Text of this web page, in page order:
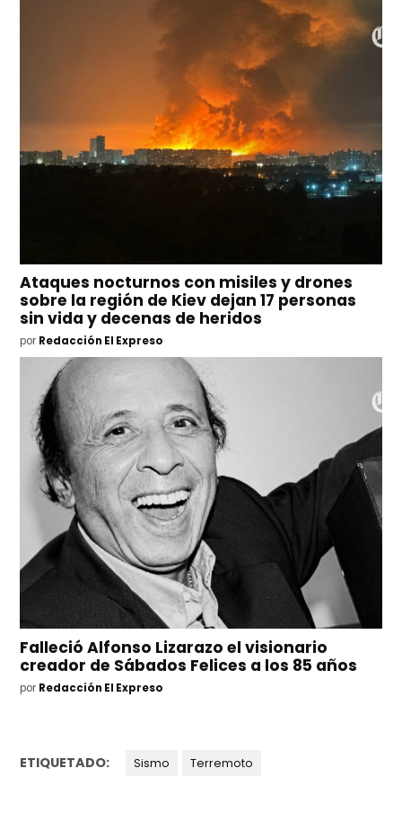
Ataques nocturnos con misiles y drones
sobre la región de Kiev dejan 17 personas
sin vida y decenas de heridos
por Redacción El Expreso
Falleció Alfonso Lizarazo el visionario
creador de Sábados Felices a los 85 años
por Redacción El Expreso
ETIQUETADO: Sismo Terremoto